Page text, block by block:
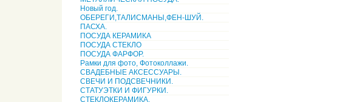
Новый год.
ОБЕРЕГИ,ТАЛИСМАНЫ,ФЕН-ШУЙ.
ПАСХА.
ПОСУДА КЕРАМИКА
ПОСУДА СТЕКЛО
ПОСУДА ФАРФОР.
Рамки для фото, Фотоколлажи.
СВАДЕБНЫЕ АКСЕССУАРЫ.
СВЕЧИ И ПОДСВЕЧНИКИ.
СТАТУЭТКИ И ФИГУРКИ.
СТЕКЛОКЕРАМИКА.